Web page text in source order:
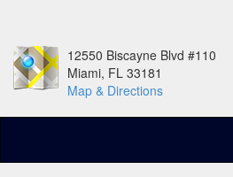
12550 Biscayne Blvd #110
Miami, FL 33181
Map & Directions